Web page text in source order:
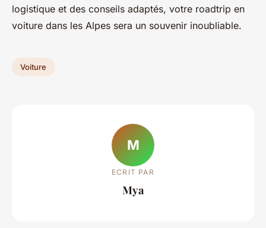
logistique et des conseils adaptés, votre roadtrip en
voiture dans les Alpes sera un souvenir inoubliable.
Voiture
M
ECRIT PAR
Mya